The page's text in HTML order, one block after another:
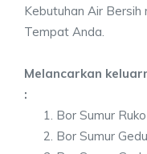
Kebutuhan Air
Tempat Anda.
Melancarkan
:
Bor Sumur
Bor Sumur